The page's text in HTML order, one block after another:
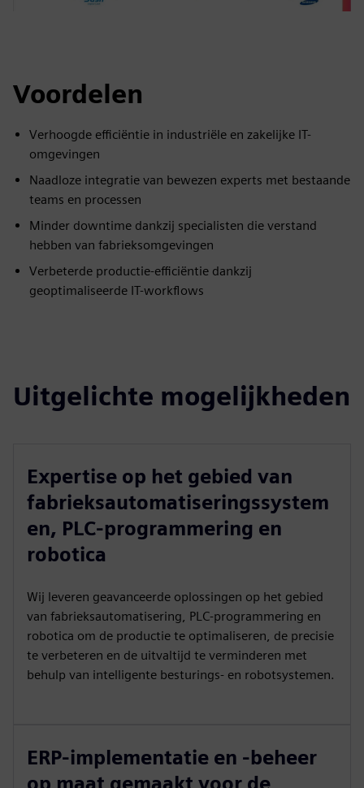
Voordelen
Verhoogde efficiëntie in industriële en zakelijke IT-
omgevingen
Naadloze integratie van bewezen experts met bestaande
teams en processen
Minder downtime dankzij specialisten die verstand
hebben van fabrieksomgevingen
Verbeterde productie-efficiëntie dankzij
geoptimaliseerde IT-workflows
Uitgelichte mogelijkheden
Expertise op het gebied van
fabrieksautomatiseringssystem
en, PLC-programmering en
robotica
Wij leveren geavanceerde oplossingen op het gebied
van fabrieksautomatisering, PLC-programmering en
robotica om de productie te optimaliseren, de precisie
te verbeteren en de uitvaltijd te verminderen met
behulp van intelligente besturings- en robotsystemen.
ERP-implementatie en -beheer
op maat gemaakt voor de